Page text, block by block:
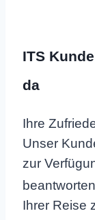
ITS
da
Ihre
Unser
zur
beantworten
Ihrer Reise